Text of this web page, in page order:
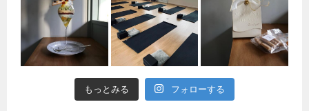
もっとみる フォローする